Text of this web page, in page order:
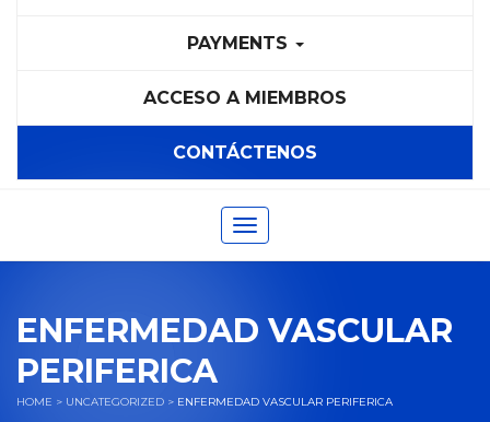
PAYMENTS
ACCESO A MIEMBROS
CONTÁCTENOS
Toggle navigation
ENFERMEDAD VASCULAR
PERIFERICA
HOME > UNCATEGORIZED > ENFERMEDAD VASCULAR PERIFERICA